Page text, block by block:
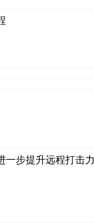
一步提升远程打击力